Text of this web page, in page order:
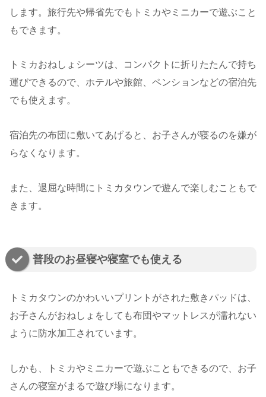
します。旅行先や帰省先でもトミカやミニカーで遊ぶこと
もできます。
トミカおねしょシーツは、コンパクトに折りたたんで持ち
運びできるので、ホテルや旅館、ペンションなどの宿泊先
でも使えます。
宿泊先の布団に敷いてあげると、お子さんが寝るのを嫌が
らなくなります。
また、退屈な時間にトミカタウンで遊んで楽しむこともで
きます。
普段のお昼寝や寝室でも使える
トミカタウンのかわいいプリントがされた敷きパッドは、
お子さんがおねしょをしても布団やマットレスが濡れない
ように防水加工されています。
しかも、トミカやミニカーで遊ぶこともできるので、お子
さんの寝室がまるで遊び場になります。